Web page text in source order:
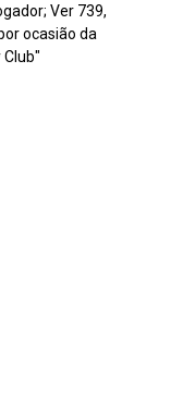
Ver 739,
ocasião da